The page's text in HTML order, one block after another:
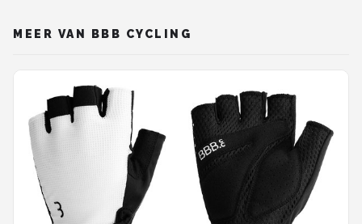
MEER VAN BBB CYCLING